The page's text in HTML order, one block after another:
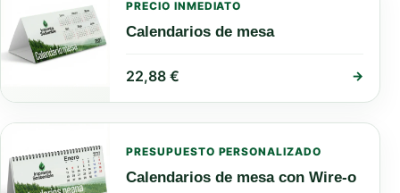
PRECIO INMEDIATO
Calendarios de mesa
22,88 € →
PRESUPUESTO PERSONALIZADO
Calendarios de mesa con Wire-o